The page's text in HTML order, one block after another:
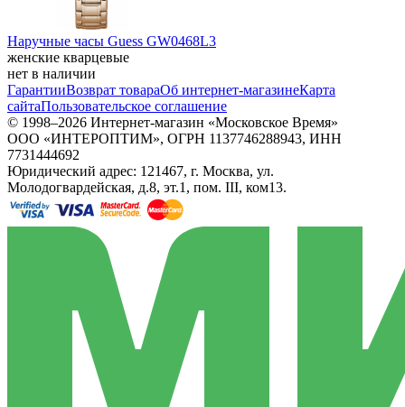
Наручные часы Guess GW0468L3
женские кварцевые
нет в наличии
ГарантииВозврат товараОб интернет-магазинеКарта
сайтаПользовательское соглашение
© 1998–2026 Интернет-магазин «Московское Время»
ООО «ИНТЕРОПТИМ», ОГРН 1137746288943, ИНН
7731444692
Юридический адрес: 121467, г. Москва, ул.
Молодогвардейская, д.8, эт.1, пом. III, ком13.